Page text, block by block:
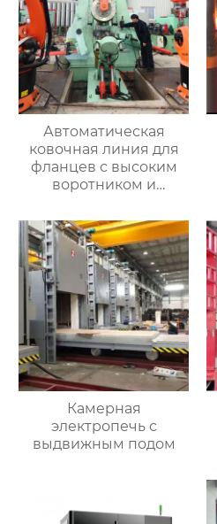
Автоматическая
ковочная линия для
фланцев с высоким
воротником и
Камерная
электропечь с
выдвижным подом